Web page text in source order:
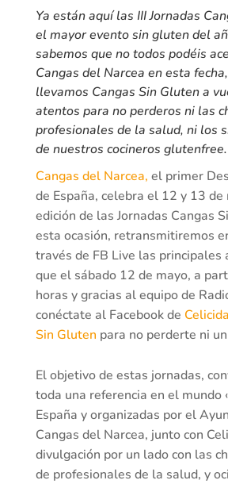
Ya están aquí las III Jornadas
el mayor evento sin gluten del
sabemos que no todos podéis
Cangas del Narcea en esta
llevamos Cangas Sin Gluten a
atentos para no perderos ni las
profesionales de la salud, ni los
de nuestros cocineros glutenfree.
Cangas del Narcea, el primer
de España, celebra el 12 y 13
edición de las Jornadas Cangas
esta ocasión, retransmitiremos
través de FB Live las principales
que el sábado 12 de mayo, a
horas y gracias al equipo de
conéctate al Facebook de
Sin Gluten para no perderte ni
El objetivo de estas jornadas,
toda una referencia en el mundo
España y organizadas por el
Cangas del Narcea, junto con
divulgación por un lado con las
de profesionales de la salud, y